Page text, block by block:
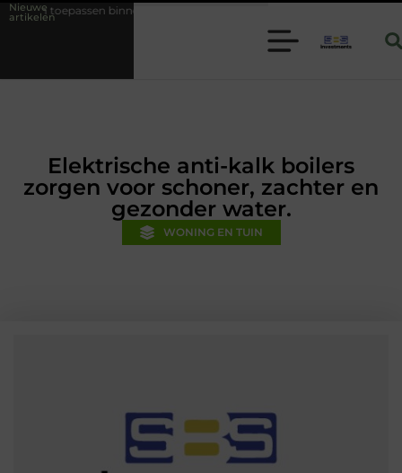
Nieuwe
artikelen
moderne folie techniek
Elektrische anti-kalk boilers
zorgen voor schoner, zachter en
gezonder water.
WONING EN TUIN